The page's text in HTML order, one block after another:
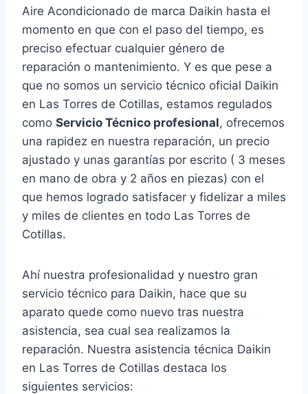
Aire Acondicionado de marca Daikin hasta el
momento en que con el paso del tiempo, es
preciso efectuar cualquier género de
reparación o mantenimiento. Y es que pese a
que no somos un servicio técnico oficial Daikin
en Las Torres de Cotillas, estamos regulados
como Servicio Técnico profesional, ofrecemos
una rapidez en nuestra reparación, un precio
ajustado y unas garantías por escrito ( 3 meses
en mano de obra y 2 años en piezas) con el
que hemos logrado satisfacer y fidelizar a miles
y miles de clientes en todo Las Torres de
Cotillas.
Ahí nuestra profesionalidad y nuestro gran
servicio técnico para Daikin, hace que su
aparato quede como nuevo tras nuestra
asistencia, sea cual sea realizamos la
reparación. Nuestra asistencia técnica Daikin
en Las Torres de Cotillas destaca los
siguientes servicios: